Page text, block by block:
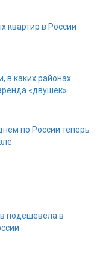
квартир в России
в каких районах
«двушек»
по России теперь
подешевела в